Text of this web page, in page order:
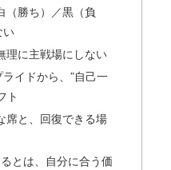
勝ち）／黒（負
い
に主戦場にしない
イドから、”自己一
ト
と、回復できる場
とは、自分に合う価